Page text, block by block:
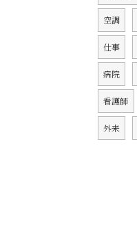
空調
仕事
病院
看護師
外来